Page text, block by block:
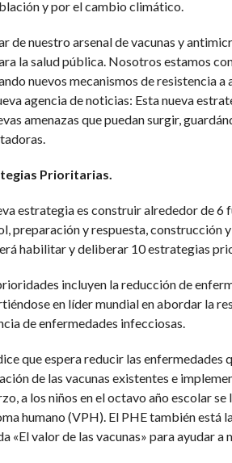
y por el cambio climático.
de nuestro arsenal de vacunas y
la salud pública. Nosotros estamos
nuevos mecanismos de resistencia
agencia de noticias: Esta nueva
amenazas que puedan surgir,
Prioritarias.
estrategia es construir alrededor de
preparación y respuesta, construcción
habilitar y deliberar 10 estrategias
incluyen la reducción de
en líder mundial en abordar la
de enfermedades infecciosas.
que espera reducir las enfermedades
de las vacunas existentes e
a los niños en el octavo año escolar
humano (VPH). El PHE también está
«El valor de las vacunas» para ayudar a